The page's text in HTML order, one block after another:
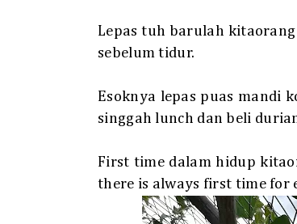
Lepas tuh barulah
sebelum tidur.
Esoknya lepas puas mandi
singgah lunch dan beli
First time dalam hidup
there is always first time for